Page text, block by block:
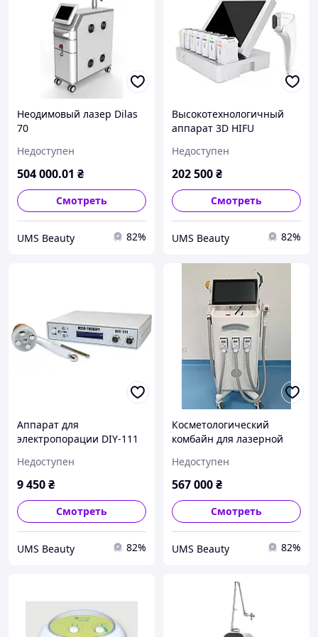
Неодимовый лазер Dilas
70
Недоступен
504 000.01 ₴
Смотреть
UMS Beauty 82%
Высокотехнологичный
аппарат 3D HIFU
Недоступен
202 500₴
Смотреть
UMS Beauty 82%
Аппарат для
электропорации DIY-111
Недоступен
9 450₴
Смотреть
UMS Beauty 82%
Косметологический
комбайн для лазерной
Недоступен
567 000₴
Смотреть
UMS Beauty 82%